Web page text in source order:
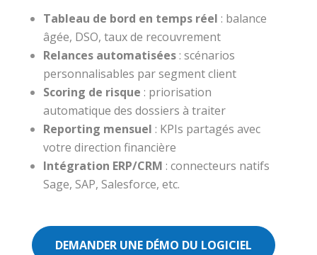
Tableau de bord en temps réel : balance
âgée, DSO, taux de recouvrement
Relances automatisées: scénarios
personnalisables par segment client
Scoring de risque : priorisation
automatique des dossiers à traiter
Reporting mensuel : KPIs partagés avec
votre direction financière
Intégration ERP/CRM : connecteurs natifs
Sage, SAP, Salesforce, etc.
DEMANDER UNE DÉMO DU LOGICIEL